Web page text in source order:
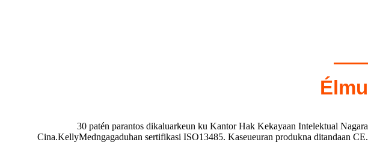
Élmu
30 patén parantos dikaluarkeun ku Kantor Hak Kekayaan Intelektual Nagara
Cina.KellyMedngagaduhan sertifikasi ISO13485. Kaseueuran produkna ditandaan CE.